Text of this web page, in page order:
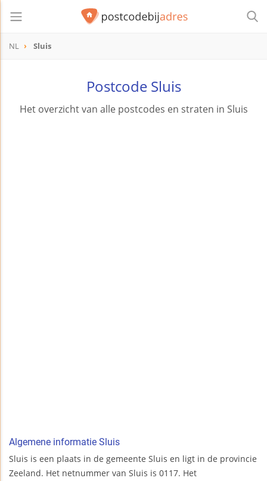
NL Sluis
Postcode Sluis
Het overzicht van alle postcodes en straten in Sluis
Algemene informatie Sluis
Sluis is een plaats in de gemeente Sluis en ligt in de provincie
Zeeland. Het netnummer van Sluis is 0117. Het